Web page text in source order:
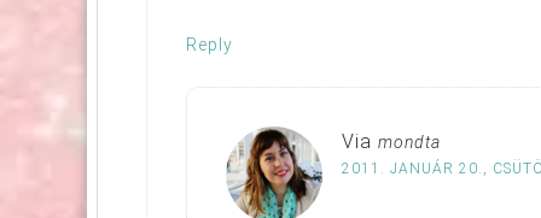
Reply
Via mondta
2011. JANUÁR 20.,